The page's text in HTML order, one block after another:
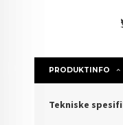
PRODUKTINFO
Tekniske